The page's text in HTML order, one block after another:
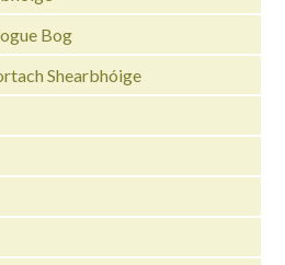
Bog
Shearbhóige